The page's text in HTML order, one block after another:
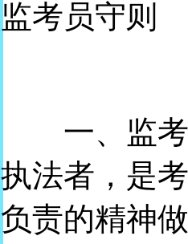
监考员守则
一、监考
执法者，是
负责的精神